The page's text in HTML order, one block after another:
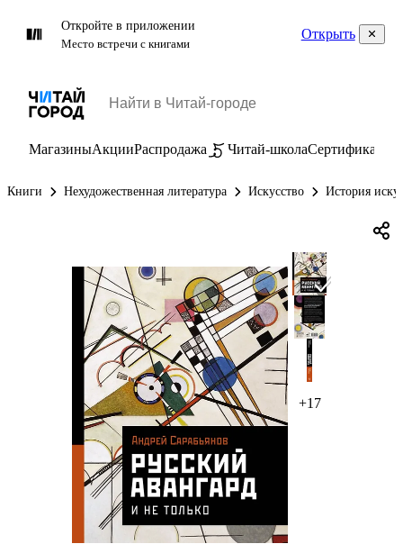
Откройте в приложении
Место встречи с книгами
Открыть
МагазиныАкцииРаспродажа Читай-школаСертификаты
Книги Нехудожественная литература Искусство История
+17